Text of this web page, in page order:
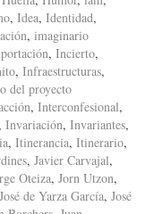
, Idea, Identidad,
, imaginario
, Incierto,
, Infraestructuras,
del proyecto
, Interconfesional,
Invariación, Invariantes,
, Itinerancia, Itinerario,
, Javier Carvajal,
Oteiza, Jorn Utzon,
José de Yarza García, José